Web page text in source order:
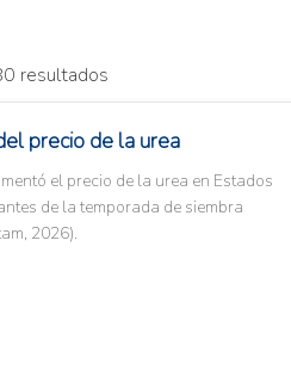
resultados
precio de la urea
el precio de la urea en Estados
de la temporada de siembra
2026).